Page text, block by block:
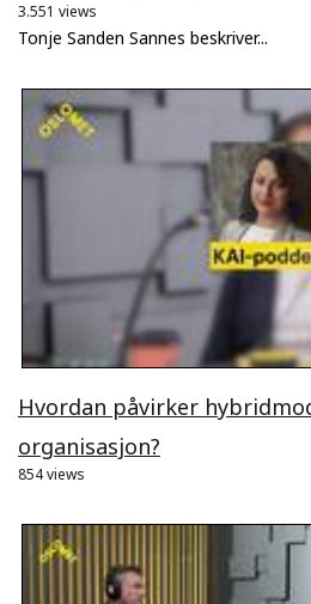
3.551 views
Tonje Sanden Sannes beskriver...
Hvordan påvirker
organisasjon?
854 views